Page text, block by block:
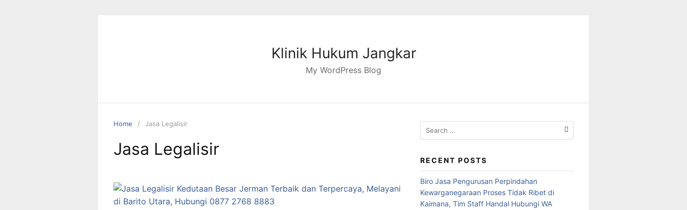
Klinik Hukum Jangkar
My WordPress Blog
Home Jasa Legalisir
Jasa Legalisir
Search
for:
RECENT POSTS
Biro Jasa Pengurusan Perpindahan
Kewarganegaraan Proses Tidak Ribet di
Kaimana, Tim Staff Handal Hubungi WA